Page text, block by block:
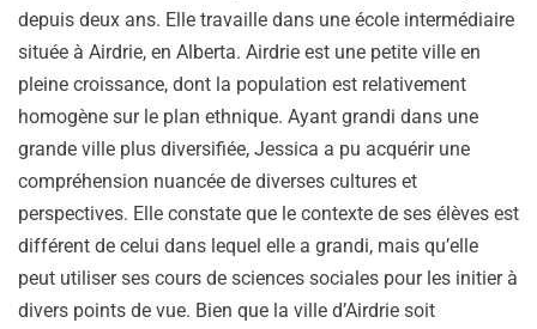
depuis deux ans. Elle travaille dans une école intermédiaire
située à Airdrie, en Alberta. Airdrie est une petite ville en
pleine croissance, dont la population est relativement
homogène sur le plan ethnique. Ayant grandi dans une
grande ville plus diversifiée, Jessica a pu acquérir une
compréhension nuancée de diverses cultures et
perspectives. Elle constate que le contexte de ses élèves est
différent de celui dans lequel elle a grandi, mais qu’elle
peut utiliser ses cours de sciences sociales pour les initier à
divers points de vue. Bien que la ville d’Airdrie soit